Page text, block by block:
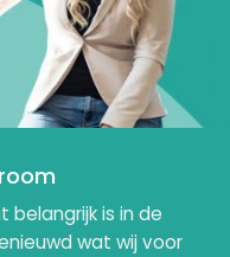
belangrijk is in de
wat wij voor